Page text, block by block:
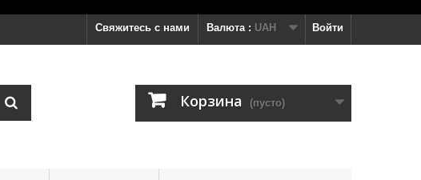
Войти
Валюта : UAH
Свяжитесь с нами
Корзина (пусто)